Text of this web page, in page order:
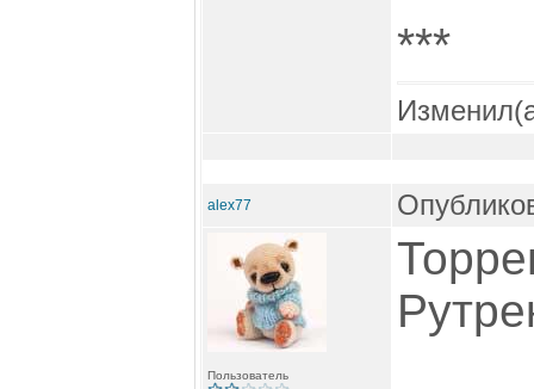
***
alex77
Пользователь